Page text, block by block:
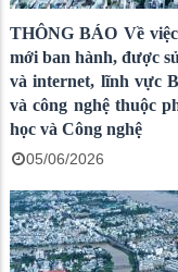
THÔNG BÁO Về
mới ban hành, được
và internet, lĩnh vực
và công nghệ thuộc
học và Công nghệ
05/06/2026